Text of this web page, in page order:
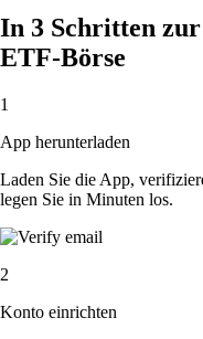
In 3 Schritten
ETF-Börse
1
App herunterladen
Laden Sie die App,
legen Sie in Minuten los.
2
Konto einrichten